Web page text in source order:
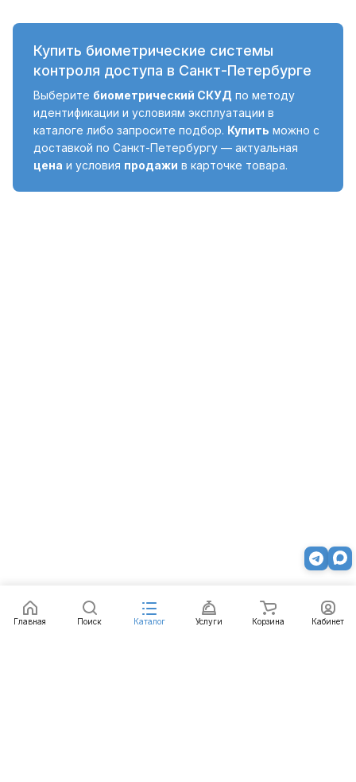
Купить биометрические системы
контроля доступа в Санкт-Петербурге
Выберите биометрический СКУД по методу
идентификации и условиям эксплуатации в
каталоге либо запросите подбор. Купить можно с
доставкой по Санкт-Петербургу — актуальная
цена и условия продажи в карточке товара.
Главная Поиск Каталог Услуги Корзина Кабинет